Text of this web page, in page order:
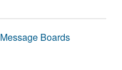
Message Boards